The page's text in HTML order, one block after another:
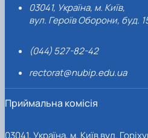
03041, Україна, м. Київ,
вул. Героїв Оборони, буд.
(044) 527-82-42
rectorat@nubip.edu.ua
Приймальна комісія
03041, Україна, м. Київ вул.